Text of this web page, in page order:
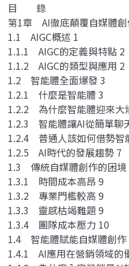
目 錄
第1章 AI徹底顛覆自媒體創
1.1 AIGC概述 1
1.1.1 AIGC的定義與特點 2
1.1.2 AIGC的類型與應用 2
1.2 智能體全面爆發 3
1.2.1 什麼是智能體 3
1.2.2 為什麼智能體迎來大
1.2.3 智能體讓AI從簡單聊
1.2.4 普通人該如何借勢智
1.2.5 AI時代的發展趨勢 7
1.3 傳統自媒體創作的困境
1.3.1 時間成本高昂 9
1.3.2 專業門檻較高 9
1.3.3 靈感枯竭難題 9
1.3.4 團隊成本壓力 10
1.4 智能體賦能自媒體創作
1.4.1 AI應用在營銷領域的